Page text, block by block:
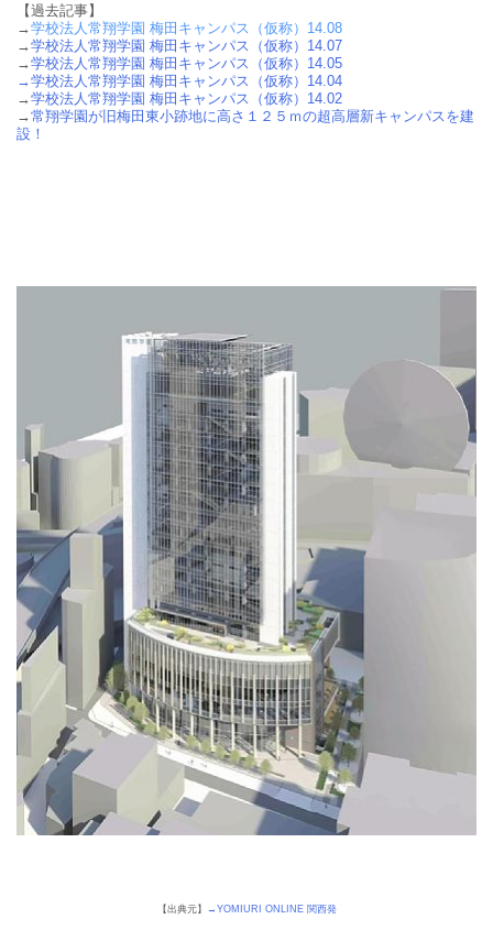
【過去記事】
→学校法人常翔学園 梅田キャンパス（仮称）14.08
→学校法人常翔学園 梅田キャンパス（仮称）14.07
→学校法人常翔学園 梅田キャンパス（仮称）14.05
→学校法人常翔学園 梅田キャンパス（仮称）14.04
→学校法人常翔学園 梅田キャンパス（仮称）14.02
→常翔学園が旧梅田東小跡地に高さ１２５ｍの超高層新キャンパスを建
設！
【出典元】 →YOMIURI ONLINE 関西発